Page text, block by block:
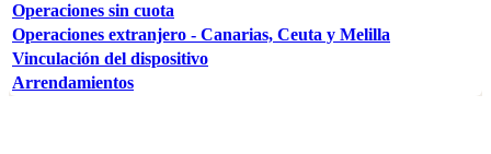
Operaciones sin cuota
Operaciones extranjero - Canarias, Ceuta y Melilla
Vinculación del dispositivo
Arrendamientos